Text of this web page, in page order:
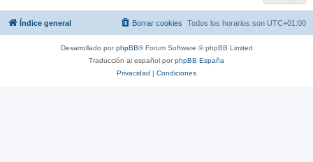
Índice general Todos los horarios son UTC+01:00
Borrar cookies
Desarrollado porphpBB® Forum Software © phpBB Limited
Traducción al español porphpBB España
Privacidad | Condiciones